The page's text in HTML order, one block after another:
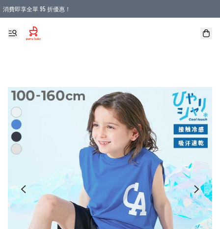
消費即享全單 95 折優惠！
購物滿 HKD 900.00即享免運費優惠！（適用於 本地送貨、本地取貨 )